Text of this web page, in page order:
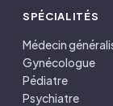
SPÉCIALITÉS
Médecin
Gynécologue
Pédiatre
Psychiatre